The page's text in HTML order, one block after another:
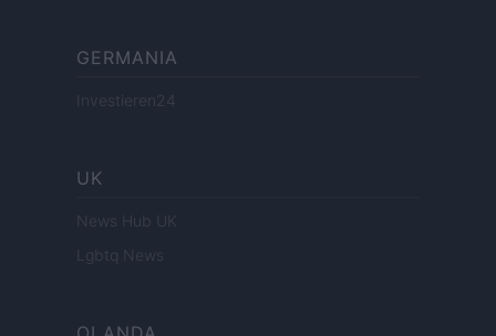
GERMANIA
Investieren24
UK
News Hub UK
Lgbtq News